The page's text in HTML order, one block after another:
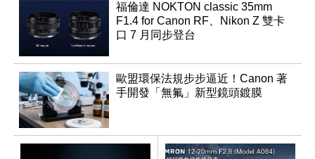
福倫達 NOKTON classic 35mm
F1.4 for Canon RF、Nikon Z 雙卡
口 7 月同步登台
歐盟環保法規步步逼近！Canon 著
手開發「無氟」新型鏡頭鍍膜